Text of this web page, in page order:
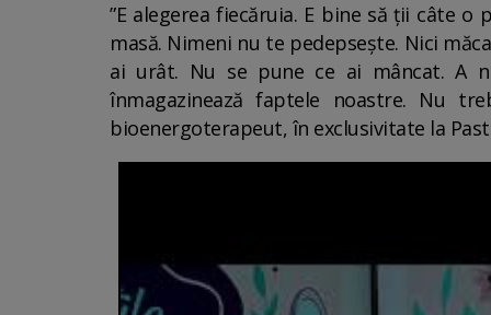
”E alegerea fiecăruia. E bine să ții câte
masă. Nimeni nu te pedepsește. Nici
ai urât. Nu se pune ce ai mâncat. A
înmagazinează faptele noastre. Nu
bioenergoterapeut, în exclusivitate la